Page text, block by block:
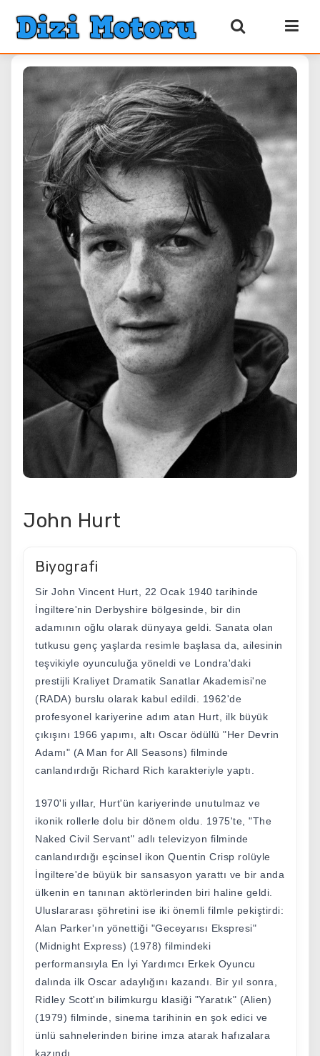
John Hurt
Biyografi
Sir John Vincent Hurt, 22 Ocak 1940 tarihinde
İngiltere'nin Derbyshire bölgesinde, bir din
adamının oğlu olarak dünyaya geldi. Sanata olan
tutkusu genç yaşlarda resimle başlasa da, ailesinin
teşvikiyle oyunculuğa yöneldi ve Londra'daki
prestijli Kraliyet Dramatik Sanatlar Akademisi'ne
(RADA) burslu olarak kabul edildi. 1962'de
profesyonel kariyerine adım atan Hurt, ilk büyük
çıkışını 1966 yapımı, altı Oscar ödüllü "Her Devrin
Adamı" (A Man for All Seasons) filminde
canlandırdığı Richard Rich karakteriyle yaptı.
1970'li yıllar, Hurt'ün kariyerinde unutulmaz ve
ikonik rollerle dolu bir dönem oldu. 1975'te, "The
Naked Civil Servant" adlı televizyon filminde
canlandırdığı eşcinsel ikon Quentin Crisp rolüyle
İngiltere'de büyük bir sansasyon yarattı ve bir anda
ülkenin en tanınan aktörlerinden biri haline geldi.
Uluslararası şöhretini ise iki önemli filmle pekiştirdi:
Alan Parker'ın yönettiği "Geceyarısı Ekspresi"
(Midnight Express) (1978) filmindeki
performansıyla En İyi Yardımcı Erkek Oyuncu
dalında ilk Oscar adaylığını kazandı. Bir yıl sonra,
Ridley Scott'ın bilimkurgu klasiği "Yaratık" (Alien)
(1979) filminde, sinema tarihinin en şok edici ve
ünlü sahnelerinden birine imza atarak hafızalara
kazındı.